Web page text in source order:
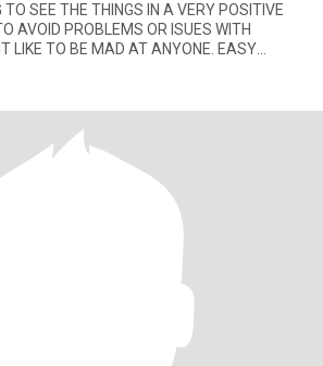
SEE THE THINGS IN A VERY POSITIVE
AVOID PROBLEMS OR ISUES WITH
LIKE TO BE MAD AT ANYONE. EASY